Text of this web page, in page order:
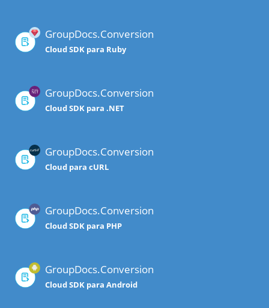
GroupDocs.Conversion
Cloud SDK para Ruby
GroupDocs.Conversion
Cloud SDK para .NET
GroupDocs.Conversion
Cloud para cURL
GroupDocs.Conversion
Cloud SDK para PHP
GroupDocs.Conversion
Cloud SDK para Android